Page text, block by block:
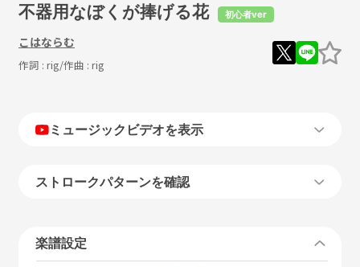
不器用なぼくが捧げる花 初心者ver
こはならむ
作詞 : rig/作曲 : rig
ミュージックビデオを表示
ストロークパターンを確認
楽譜設定